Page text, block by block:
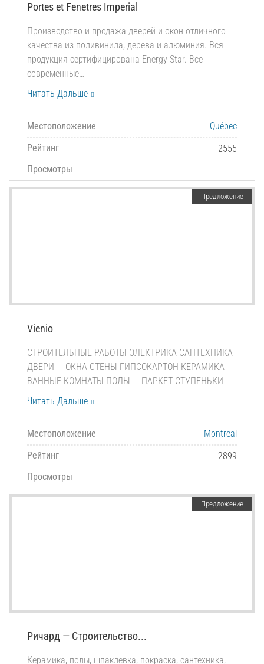
Portes et Fenetres Imperial
Производство и продажа дверей и окон отличного
качества из поливинила, дерева и алюминия. Вся
продукция сертифицирована Energy Star. Все
современные…
Читать Дальше
Местоположение
Québec
Рейтинг
Просмотры
2555
Предложение
Vienio
СТРОИТЕЛЬНЫЕ РАБОТЫ ЭЛЕКТРИКА САНТЕХНИКА
ДВЕРИ — ОКНА СТЕНЫ ГИПСОКАРТОН КЕРАМИКА —
ВАННЫЕ КОМНАТЫ ПОЛЫ — ПАРКЕТ СТУПЕНЬКИ
Читать Дальше
Местоположение
Montreal
Рейтинг
Просмотры
2899
Предложение
Ричард — Строительство...
Керамика, полы, шпаклевка, покраска, сантехника,